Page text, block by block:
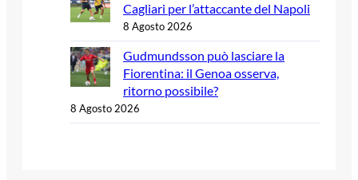
Cagliari per l’attaccante del Napoli
8 Agosto 2026
Gudmundsson può lasciare la
Fiorentina: il Genoa osserva,
ritorno possibile?
8 Agosto 2026